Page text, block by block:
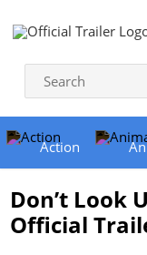
Action
Don’t Look
Official